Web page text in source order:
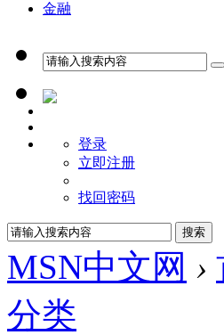
金融
登录
立即注册
找回密码
MSN中文网 ›
分类